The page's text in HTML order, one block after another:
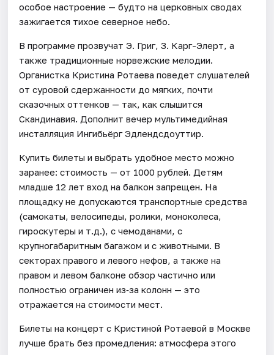
особое настроение — будто на церковных сводах
зажигается тихое северное небо.
В программе прозвучат Э. Григ, З. Карг-Элерт, а
также традиционные норвежские мелодии.
Органистка Кристина Ротаева поведет слушателей
от суровой сдержанности до мягких, почти
сказочных оттенков — так, как слышится
Скандинавия. Дополнит вечер мультимедийная
инсталляция Ингибьёрг Эдлендсдоуттир.
Купить билеты и выбрать удобное место можно
заранее: стоимость — от 1000 рублей. Детям
младше 12 лет вход на балкон запрещен. На
площадку не допускаются транспортные средства
(самокаты, велосипеды, ролики, моноколеса,
гироскутеры и т.д.), с чемоданами, с
крупногабаритным багажом и с животными. В
секторах правого и левого нефов, а также на
правом и левом балконе обзор частично или
полностью ограничен из‑за колонн — это
отражается на стоимости мест.
Билеты на концерт с Кристиной Ротаевой в Москве
лучше брать без промедления: атмосфера этого